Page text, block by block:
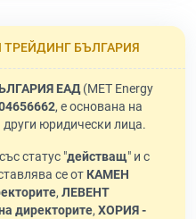
ТРЕЙДИНГ БЪЛГАРИЯ
ЕАД(MET Energy
, е основана на
други юридически лица.
статус "действащ" и с
се от КАМЕН
, ЛЕВЕНТ
директорите, ХОРИЯ -